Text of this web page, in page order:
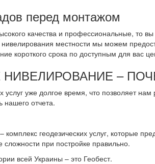
перед монтажом
качества и профессиональные, то
нивелирования местности мы можем
короткого срока по доступным для вас
–
услуг уже долгое время, что позволяет нам
нашего отчета.
геодезических услуг, которые
при постройке правильно.
всей Украины – это Геобест.